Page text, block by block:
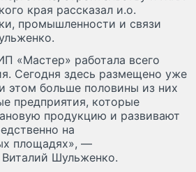
края рассказал и.о.
промышленности и связи
«Мастер» работала всего
Сегодня здесь размещено уже
этом больше половины из них
предприятия, которые
продукцию и развивают
на
площадях», —
Шульженко.